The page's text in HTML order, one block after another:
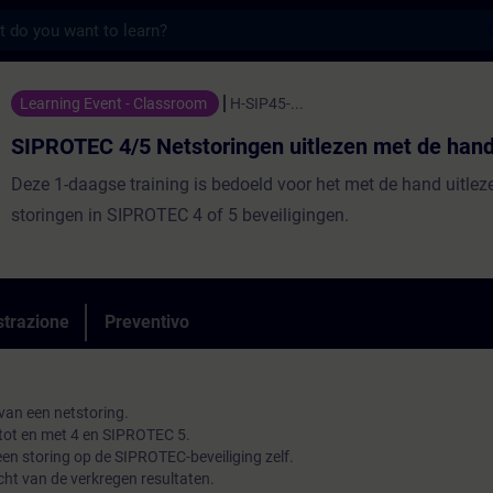
5 Netstoringen uitlezen met de hand. -
Learning Event - Classroom H-SIP45-...
SIPROTEC 4/5 Netstoringen uitlezen met de
Deze 1-daagse training is bedoeld voor het met de hand
storingen in SIPROTEC 4 of 5 beveiligingen.
Preventivo
een netstoring.
en met 4 en SIPROTEC 5.
storing op de SIPROTEC-beveiliging zelf.
van de verkregen resultaten.